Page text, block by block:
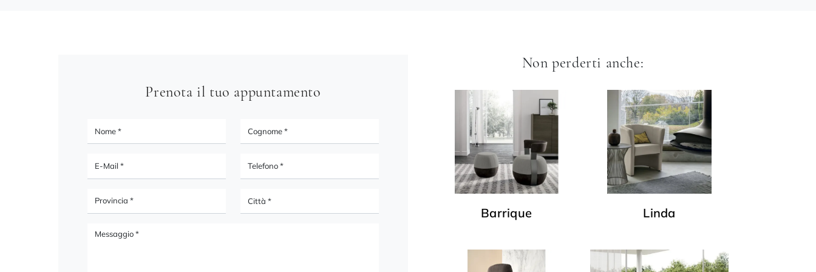
Prenota il tuo appuntamento
Non perderti anche:
Barrique Linda